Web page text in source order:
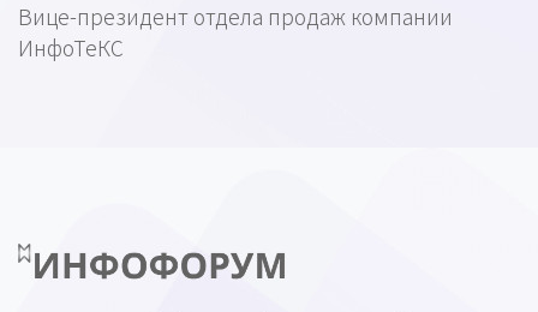
Вице-президент отдела продаж компании
ИнфоТеКС